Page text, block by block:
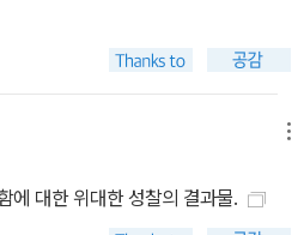
에 대한 위대한 성찰의 결과물.